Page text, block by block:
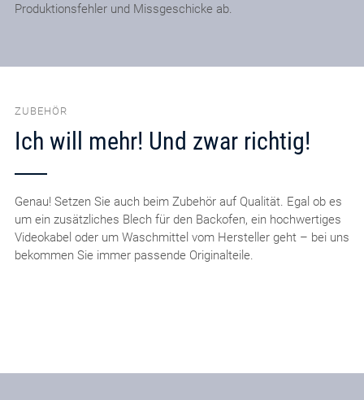
Produktionsfehler und Missgeschicke ab.
ZUBEHÖR
Ich will mehr! Und zwar richtig!
Genau! Setzen Sie auch beim Zubehör auf Qualität. Egal ob es
um ein zusätzliches Blech für den Backofen, ein hochwertiges
Videokabel oder um Waschmittel vom Hersteller geht – bei uns
bekommen Sie immer passende Originalteile.